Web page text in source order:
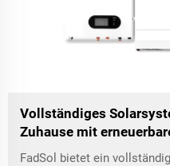
Vollständiges
Zuhause mit
FadSol bietet ein